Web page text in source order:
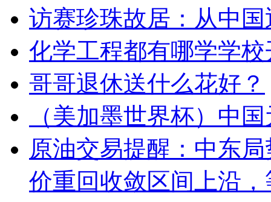
访赛珍珠故居：从中
化学工程都有哪学学校
哥哥退休送什么花好？
（美加墨世界杯）中
原油交易提醒：中东
价重回收敛区间上沿